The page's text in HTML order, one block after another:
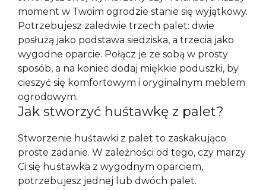
moment w Twoim ogrodzie stanie się wyjątkowy.
Potrzebujesz zaledwie trzech palet: dwie
posłużą jako podstawa siedziska, a trzecia jako
wygodne oparcie. Połącz je ze sobą w prosty
sposób, a na koniec dodaj miękkie poduszki, by
cieszyć się komfortowym i oryginalnym meblem
ogrodowym.
Jak stworzyć huśtawkę z palet?
Stworzenie huśtawki z palet to zaskakująco
proste zadanie. W zależności od tego, czy marzy
Ci się huśtawka z wygodnym oparciem,
potrzebujesz jednej lub dwóch palet.